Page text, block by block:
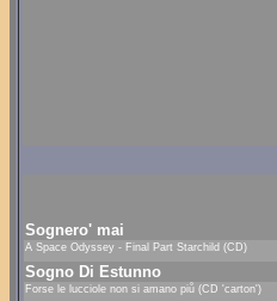
Sognero' mai
A Space Odyssey - Final Part Starchild (CD)
Sogno Di Estunno
Forse le lucciole non si amano piů (CD 'carton')